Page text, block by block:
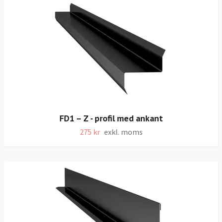
FD1 – Z - profil med ankant
275 kr exkl. moms